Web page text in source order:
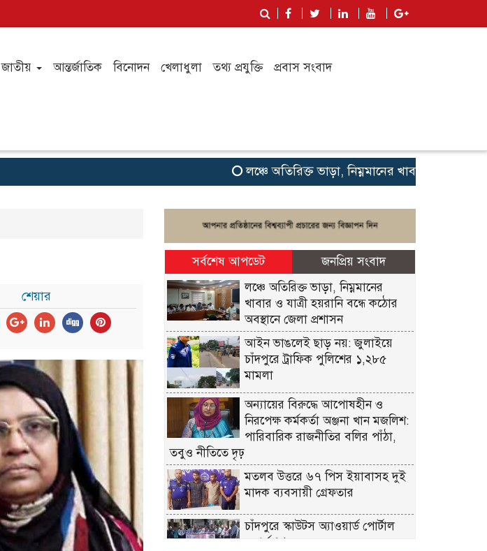
জাতীয় আন্তর্জাতিক বিনোদন খেলাধুলা তথ্য প্রযুক্তি প্রবাস সংবাদ
লঞ্চে অতিরিক্ত ভাড়া, নিম্নমানের খাবার ও যাত্রী
শেয়ার
সর্বশেষ আপডেট
জনপ্রিয় সংবাদ
লঞ্চে অতিরিক্ত ভাড়া, নিম্নমানের
খাবার ও যাত্রী হয়রানি বন্ধে কঠোর
অবস্থানে জেলা প্রশাসন
আইন ভাঙলেই ছাড় নয়: জুলাইয়ে
চাঁদপুরে ট্রাফিক পুলিশের ১,২৮৫
মামলা
অন্যায়ের বিরুদ্ধে আপোষহীন ও
নিরপেক্ষ কর্মকর্তা অঞ্জনা খান মজলিশ:
পারিবারিক রাজনীতির বলির পাঁঠা,
তবুও নীতিতে দৃঢ়
মতলব উত্তরে ৬৭ পিস ইয়াবাসহ দুই
মাদক ব্যবসায়ী গ্রেফতার
চাঁদপুরে স্কাউটস অ্যাওয়ার্ড পোর্টাল
ওয়ার্কশপ